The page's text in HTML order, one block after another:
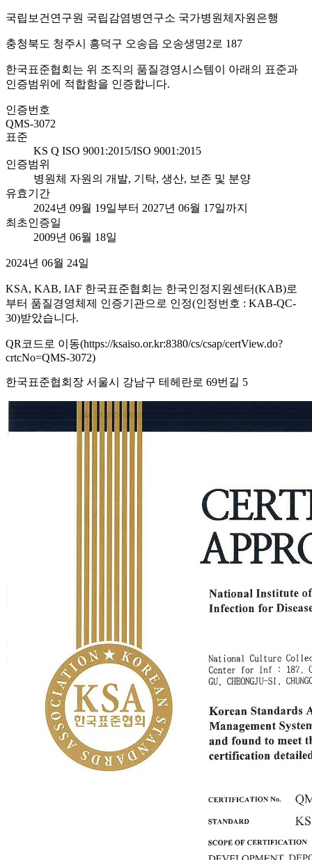
국립보건연구원 국립감염병연구소 국가병원체자원은행
충청북도 청주시 흥덕구 오송읍 오송생명2로 187
한국표준협회는 위 조직의 품질경영시스템이 아래의 표준과
인증범위에 적합함을 인증합니다.
인증번호
QMS-3072
표준
KS Q ISO 9001:2015/ISO 9001:2015
인증범위
병원체 자원의 개발, 기탁, 생산, 보존 및 분양
유효기간
2024년 09월 19일부터 2027년 06월 17일까지
최초인증일
2009년 06월 18일
2024년 06월 24일
KSA, KAB, IAF 한국표준협회는 한국인정지원센터(KAB)로
부터 품질경영체제 인증기관으로 인정(인정번호 : KAB-QC-
30)받았습니다.
QR코드로 이동(https://ksaiso.or.kr:8380/cs/csap/certView.do?
crtcNo=QMS-3072)
한국표준협회장 서울시 강남구 테헤란로 69번길 5